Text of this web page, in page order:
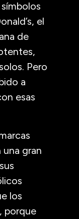
el
de
Pero
a
esas
gran
los
porque